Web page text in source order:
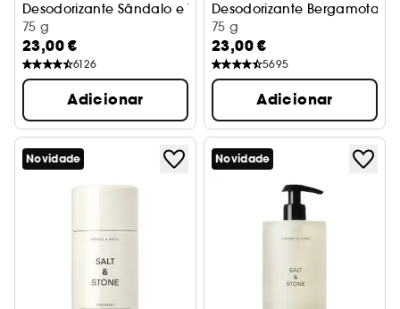
Desodorizante Sândalo e Vetiver
75 g
23,00 €
6126
Adicionar
Desodorizante Bergamota e
75 g
23,00 €
5695
Adicionar
Novidade Novidade